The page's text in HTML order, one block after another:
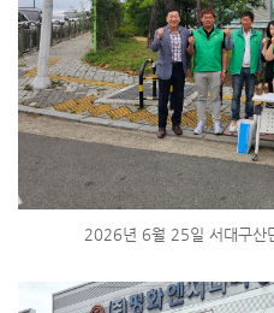
2026년 6월 25일 서대구산